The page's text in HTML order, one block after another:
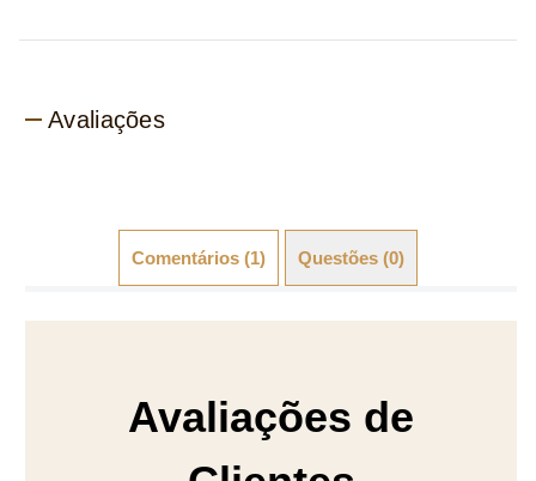
Avaliações
Comentários (1) Questões (0)
Avaliações de